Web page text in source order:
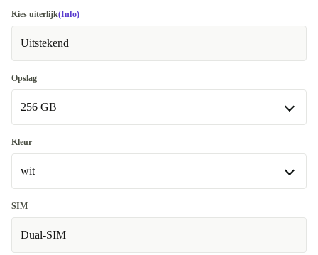
Kies uiterlijk(Info)
Uitstekend
Opslag
256 GB
256 GB
Beschikbaar in andere configuraties
512 GB
Kleur
wit
wit
zwart
SIM
Dual-SIM